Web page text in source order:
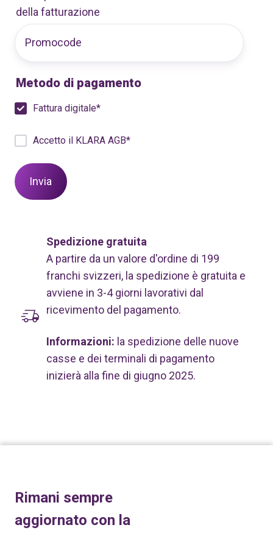
della fatturazione
Metodo di pagamento
Fattura digitale*
Accetto il KLARA AGB*
Spedizione gratuita
A partire da un valore d'ordine di 199
franchi svizzeri, la spedizione è gratuita e
avviene in 3-4 giorni lavorativi dal
ricevimento del pagamento.
Informazioni: la spedizione delle nuove
casse e dei terminali di pagamento
inizierà alla fine di giugno 2025.
Rimani sempre
aggiornato con la